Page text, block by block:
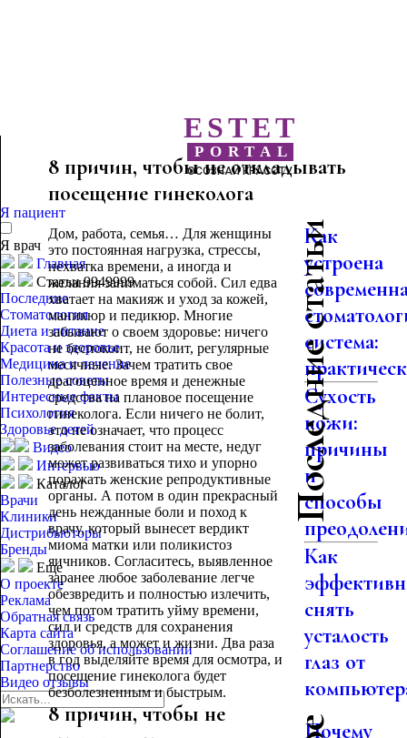
ESTET
PORTAL
ОСОЗНАЙ КРАСОТУ
Я пациент
Я врач
Главная
Статьи 9949999
Последние
Стоматология
Диета и питание
Красота и здоровье
Медицина и лечение
Полезные советы
Интересные факты
Психология
Здоровье детей
Видео
Интервью
Каталог
Врачи
Клиники
Дистрибьюторы
Бренды
Еще
О проекте
Реклама
Обратная связь
Карта сайта
Соглашение об использовании
Партнерство
Видео отзывы
8 причин, чтобы не откладывать
посещение гинеколога
Дом, работа, семья… Для женщины
это постоянная нагрузка, стрессы,
нехватка времени, а иногда и
желания заниматься собой. Сил едва
хватает на макияж и уход за кожей,
маникюр и педикюр. Многие
забывают о своем здоровье: ничего
не беспокоит, не болит, регулярные
месячные. Зачем тратить свое
драгоценное время и денежные
средства на плановое посещение
гинеколога. Если ничего не болит,
это не означает, что процесс
заболевания стоит на месте, недуг
может развиваться тихо и упорно
поражать женские репродуктивные
органы. А потом в один прекрасный
день нежданные боли и поход к
врачу, который вынесет вердикт
миома матки или поликистоз
яичников. Согласитесь, выявленное
заранее любое заболевание легче
обезвредить и полностью излечить,
чем потом тратить уйму времени,
сил и средств для сохранения
здоровья, а может и жизни. Два раза
в год выделяйте время для осмотра, и
посещение гинеколога будет
безболезненным и быстрым.
8 причин, чтобы не
Последние статьи
Как
устроена
система:
Сухость
кожи:
причины
и
способы
Как
снять
усталость
глаз от
Почему